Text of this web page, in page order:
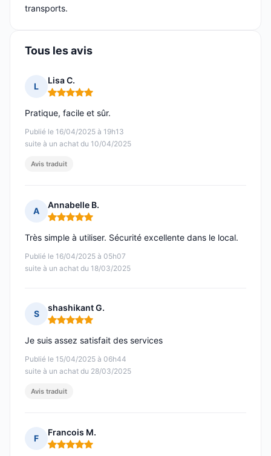
transports.
Tous les avis
L
Lisa C.
Note : 5 sur 5
Publié le 16/04/2025 à 19h13
suite à un achat du 10/04/2025
Pratique, facile et sûr.
Avis traduit
A
Annabelle B.
Note : 5 sur 5
Publié le 16/04/2025 à 05h07
suite à un achat du 18/03/2025
Très simple à utiliser. Sécurité excellente dans le local.
S
shashikant G.
Note : 5 sur 5
Publié le 15/04/2025 à 06h44
suite à un achat du 28/03/2025
Je suis assez satisfait des services
Avis traduit
F
Francois M.
Note : 5 sur 5